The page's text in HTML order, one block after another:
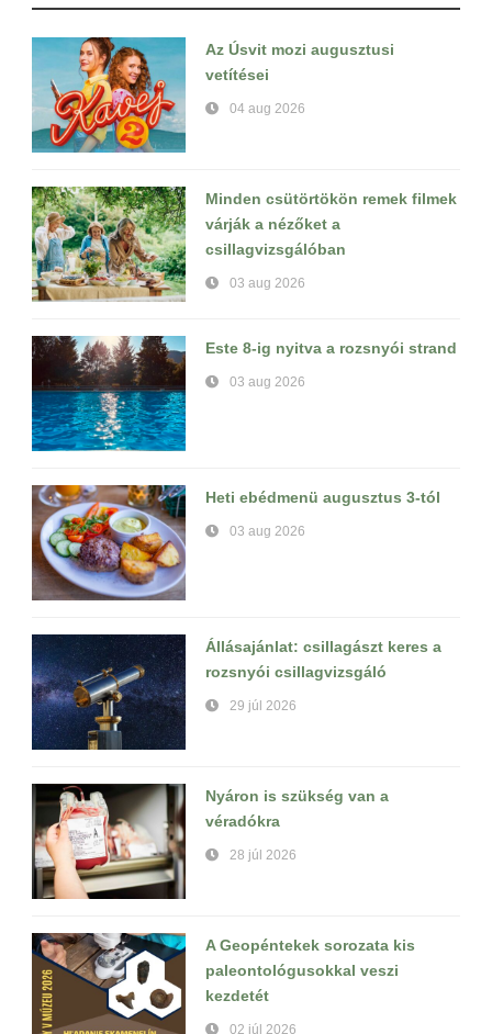
Az Úsvit mozi augusztusi
vetítései
04 aug 2026
Minden csütörtökön remek filmek
várják a nézőket a
csillagvizsgálóban
03 aug 2026
Este 8-ig nyitva a rozsnyói strand
03 aug 2026
Heti ebédmenü augusztus 3-tól
03 aug 2026
Állásajánlat: csillagászt keres a
rozsnyói csillagvizsgáló
29 júl 2026
Nyáron is szükség van a
véradókra
28 júl 2026
A Geopéntekek sorozata kis
paleontológusokkal veszi
kezdetét
02 júl 2026